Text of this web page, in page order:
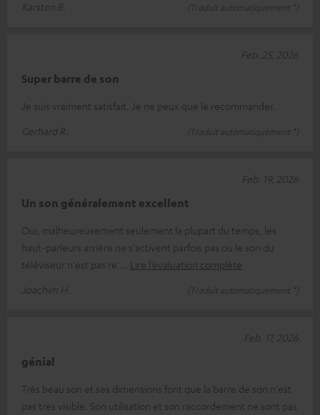
Karsten B.
(Traduit automatiquement *)
Super barre de son
Je suis vraiment satisfait. Je ne peux que le recommander.
Gerhard R.
(Traduit automatiquement *)
Feb. 25, 2026
Un son généralement excellent
Oui, malheureusement seulement la plupart du temps, les
haut-parleurs arrière ne s'activent parfois pas ou le son du
téléviseur n'est pas re
Lire l’évaluation complète
Joachim H.
(Traduit automatiquement *)
Feb. 19, 2026
génial
Très beau son et ses dimensions font que la barre de son n'est
pas très visible. Son utilisation et son raccordement ne sont pas
Feb. 17, 2026